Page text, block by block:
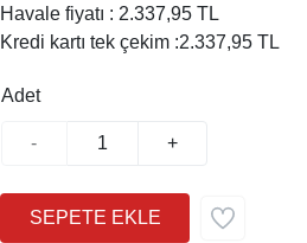
Havale fiyatı : 2.337,95 TL
Kredi kartı tek çekim :2.337,95 TL
Adet
- +